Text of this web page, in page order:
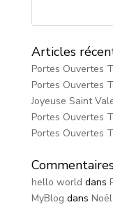
Articles
Portes Ouvertes
Portes Ouvertes
Joyeuse Saint
Portes Ouvertes
Portes Ouvertes
hello world dans
MyBlog dans